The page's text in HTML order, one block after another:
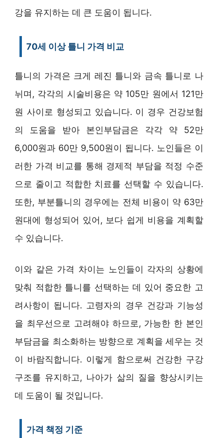
강을 유지하는 데 큰 도움이 됩니다.
70세 이상 틀니 가격 비교
틀니의 가격은 크게 레진 틀니와 금속 틀니로 나
뉘며, 각각의 시술비용은 약 105만 원에서 121만
원 사이로 형성되고 있습니다. 이 경우 건강보험
의 도움을 받아 본인부담금은 각각 약 52만
6,000원과 60만 9,500원이 됩니다. 노인들은 이
러한 가격 비교를 통해 경제적 부담을 적정 수준
으로 줄이고 적합한 치료를 선택할 수 있습니다.
또한, 부분틀니의 경우에는 전체 비용이 약 63만
원대에 형성되어 있어, 보다 쉽게 비용을 계획할
수 있습니다.
이와 같은 가격 차이는 노인들이 각자의 상황에
맞춰 적합한 틀니를 선택하는 데 있어 중요한 고
려사항이 됩니다. 고령자의 경우 건강과 기능성
을 최우선으로 고려해야 하므로, 가능한 한 본인
부담금을 최소화하는 방향으로 계획을 세우는 것
이 바람직합니다. 이렇게 함으로써 건강한 구강
구조를 유지하고, 나아가 삶의 질을 향상시키는
데 도움이 될 것입니다.
가격 책정 기준